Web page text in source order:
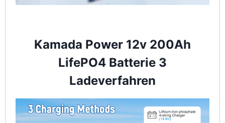
Kamada Power 12v 200Ah
LifePO4 Batterie 3
Ladeverfahren